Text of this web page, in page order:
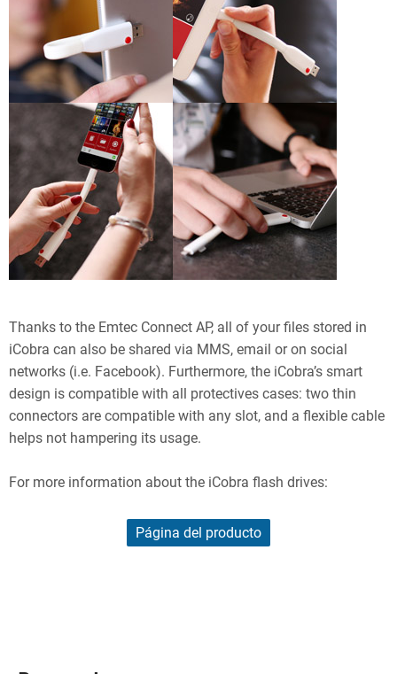
Thanks to the Emtec Connect AP, all of your files stored in
iCobra can also be shared via MMS, email or on social
networks (i.e. Facebook). Furthermore, the iCobra’s smart
design is compatible with all protectives cases: two thin
connectors are compatible with any slot, and a flexible cable
helps not hampering its usage.
For more information about the iCobra flash drives:
Página del producto